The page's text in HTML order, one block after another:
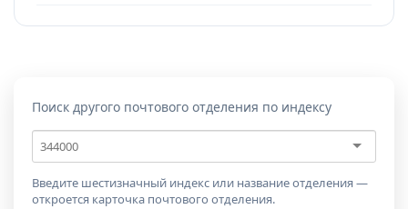
Поиск другого почтового отделения по индексу
Почтовый
индекс
Введите шестизначный индекс или название отделения —
откроется карточка почтового отделения.